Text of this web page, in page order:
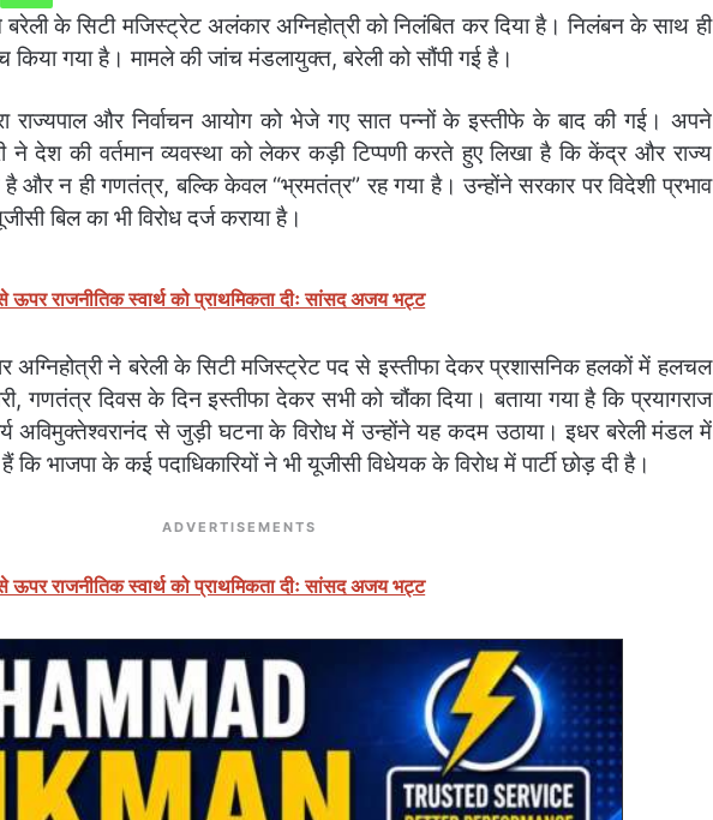
के सिटी मजिस्ट्रेट अलंकार अग्निहोत्री को निलंबित कर दिया है। निलंबन के साथ ही
गया है। मामले की जांच मंडलायुक्त, बरेली को सौंपी गई है।
राज्यपाल और निर्वाचन आयोग को भेजे गए सात पन्नों के इस्तीफे के बाद की गई। अपने
ने देश की वर्तमान व्यवस्था को लेकर कड़ी टिप्पणी करते हुए लिखा है कि केंद्र और राज्य
और न ही गणतंत्र, बल्कि केवल “भ्रमतंत्र” रह गया है। उन्होंने सरकार पर विदेशी प्रभाव
बिल का भी विरोध दर्ज कराया है।
ऊपर राजनीतिक स्वार्थ को प्राथमिकता दीः सांसद अजय भट्ट
अग्निहोत्री ने बरेली के सिटी मजिस्ट्रेट पद से इस्तीफा देकर प्रशासनिक हलकों में हलचल
गणतंत्र दिवस के दिन इस्तीफा देकर सभी को चौंका दिया। बताया गया है कि प्रयागराज
अविमुक्तेश्वरानंद से जुड़ी घटना के विरोध में उन्होंने यह कदम उठाया। इधर बरेली मंडल में
भाजपा के कई पदाधिकारियों ने भी यूजीसी विधेयक के विरोध में पार्टी छोड़ दी है।
ADVERTISEMENTS
ऊपर राजनीतिक स्वार्थ को प्राथमिकता दीः सांसद अजय भट्ट